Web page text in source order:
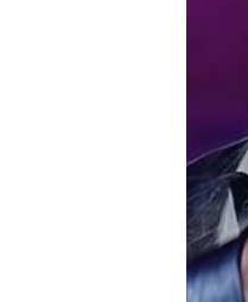
'낮 최고 39도' 불
[속보]7~9일 프로
"韓 외환시장 개입
'월드컵 탈락 후
서울 낮 37.9도,
[속보]종합특검,
[속보]코스닥,
[속보]코스피,
[속보]원·달러 환